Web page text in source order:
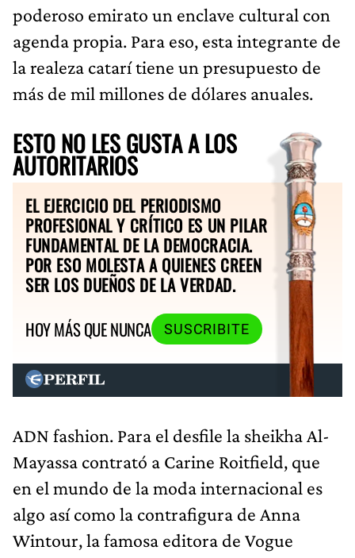
poderoso emirato un enclave cultural con
agenda propia. Para eso, esta integrante de
la realeza catarí tiene un presupuesto de
más de mil millones de dólares anuales.
ESTO NO LES GUSTA A LOS
AUTORITARIOS
EL EJERCICIO DEL PERIODISMO
PROFESIONAL Y CRÍTICO ES UN PILAR
FUNDAMENTAL DE LA DEMOCRACIA.
POR ESO MOLESTA A QUIENES CREEN
SER LOS DUEÑOS DE LA VERDAD.
HOY MÁS QUE NUNCA
SUSCRIBITE
ADN fashion. Para el desfile la sheikha Al-
Mayassa contrató a Carine Roitfield, que
en el mundo de la moda internacional es
algo así como la contrafigura de Anna
Wintour, la famosa editora de Vogue